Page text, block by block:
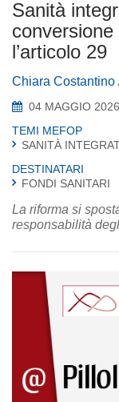
Sanità
l’articolo 29
Chiara Costantino
04 MAGGIO 2026
TEMI MEFOP
SANITÀ
DESTINATARI
FONDI SANITARI
La riforma si
responsabilità